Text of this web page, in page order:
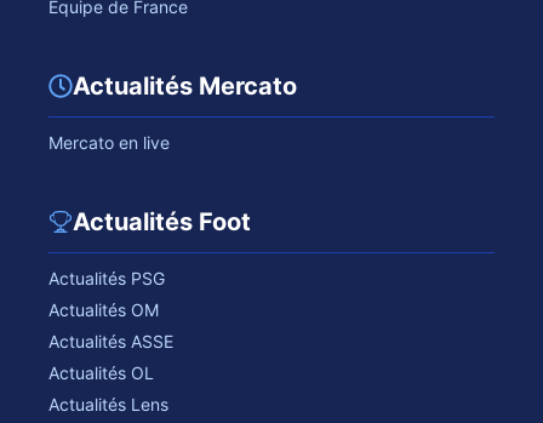
Equipe de France
Actualités Mercato
Mercato en live
Actualités Foot
Actualités PSG
Actualités OM
Actualités ASSE
Actualités OL
Actualités Lens